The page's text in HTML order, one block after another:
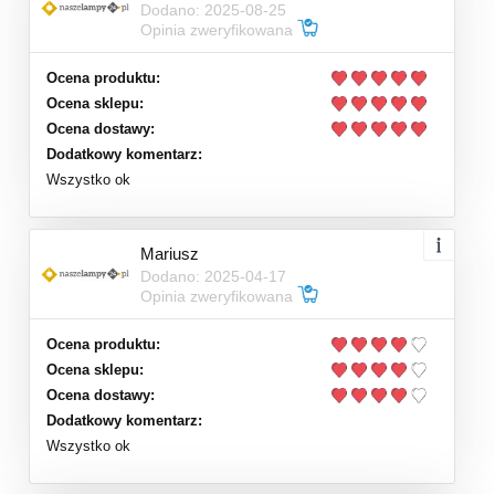
Dodano: 2025-08-25
Opinia zweryfikowana
Ocena produktu:
Ocena sklepu:
Ocena dostawy:
Dodatkowy komentarz:
Wszystko ok
Mariusz
Dodano: 2025-04-17
Opinia zweryfikowana
Ocena produktu:
Ocena sklepu:
Ocena dostawy:
Dodatkowy komentarz:
Wszystko ok